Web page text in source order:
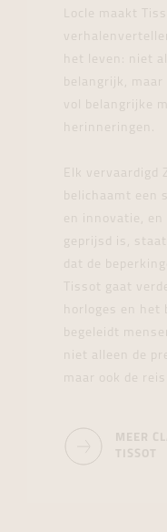
Locle maakt
het leven: niet
belangrijk, maar
vol belangrijke
herinneringen.
Elk
belichaamt een
en innovatie,
geprijsd is,
dat de
Tissot gaat
horloges en het
begeleidt
niet alleen de
maar ook de
MEER
TISSOT